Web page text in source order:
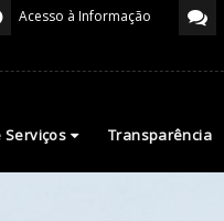
Acesso à Informação
Serviços Transparência